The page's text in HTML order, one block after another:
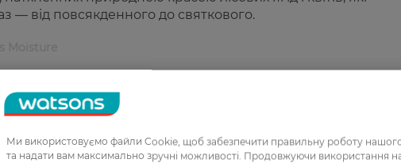
— від повсякденного до святкового.
фініш.
точного нанесення.
Ми використовуємо файли Cookie, щоб забезпечити правильну роботу
та надати вам максимально зручні можливості. Продовжуючи використання